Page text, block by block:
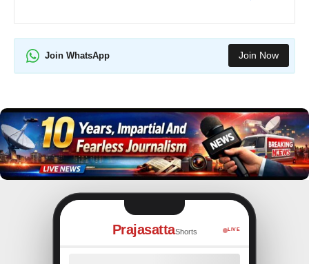
Join WhatsApp Join Now
PrajasattaShorts LIVE